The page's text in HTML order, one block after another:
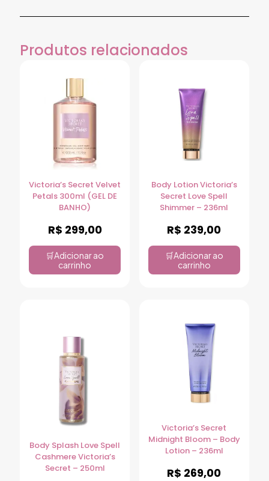
Produtos relacionados
Victoria’s Secret Velvet
Petals 300ml (GEL DE
BANHO)
R$ 299,00
Adicionar ao
carrinho
Body Lotion Victoria’s
Secret Love Spell
Shimmer – 236ml
R$ 239,00
Adicionar ao
carrinho
Body Splash Love Spell
Cashmere Victoria’s
Secret – 250ml
Victoria’s Secret
Midnight Bloom – Body
Lotion – 236ml
R$ 269,00